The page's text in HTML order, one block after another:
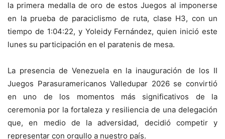
la primera medalla de oro de estos Juegos al imponerse
en la prueba de paraciclismo de ruta, clase H3, con un
tiempo de 1:04:22, y Yoleidy Fernández, quien inició este
lunes su participación en el paratenis de mesa.
La presencia de Venezuela en la inauguración de los II
Juegos Parasuramericanos Valledupar 2026 se convirtió
en uno de los momentos más significativos de la
ceremonia por la fortaleza y resiliencia de una delegación
que, en medio de la adversidad, decidió competir y
representar con orgullo a nuestro país.